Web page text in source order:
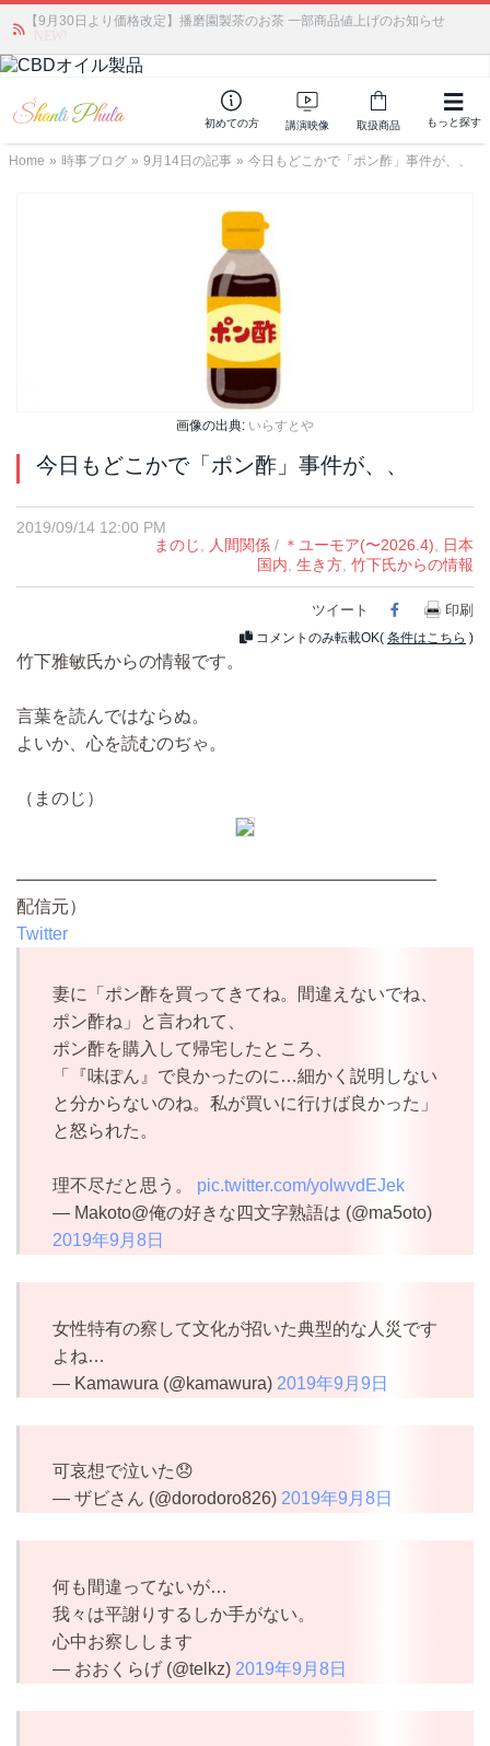
【9月30日より価格改定】播磨園製茶のお茶 一部商品値上げのお知らせ
NEW!
かつて愛されていた人気商品が復活！夏場に活躍するジェルクリーム「アク
アサーキュレーション」💖🏖️ 8月末までの購入でポイント還元も✨
初めての方 講演映像 取扱商品 もっと探す
Home » 時事ブログ » 9月14日の記事 » 今日もどこかで「ポン酢」事件が、、
画像の出典: いらすとや
今日もどこかで「ポン酢」事件が、、
2019/09/14 12:00 PM
まのじ, 人間関係 / ＊ユーモア(〜2026.4), 日本
国内, 生き方, 竹下氏からの情報
ツイート Facebook
印刷
コメントのみ転載OK( 条件はこちら )
竹下雅敏氏からの情報です。
言葉を読んではならぬ。
よいか、心を読むのぢゃ。
（まのじ）
————————————————————————
配信元）
Twitter
妻に「ポン酢を買ってきてね。間違えないでね、
ポン酢ね」と言われて、
ポン酢を購入して帰宅したところ、
「『味ぽん』で良かったのに…細かく説明しない
と分からないのね。私が買いに行けば良かった」
と怒られた。
理不尽だと思う。 pic.twitter.com/yolwvdEJek
— Makoto@俺の好きな四文字熟語は (@ma5oto)
2019年9月8日
女性特有の察して文化が招いた典型的な人災です
よね…
— Kamawura (@kamawura) 2019年9月9日
可哀想で泣いた😞
— ザビさん (@dorodoro826) 2019年9月8日
何も間違ってないが…
我々は平謝りするしか手がない。
心中お察しします
— おおくらげ (@telkz) 2019年9月8日